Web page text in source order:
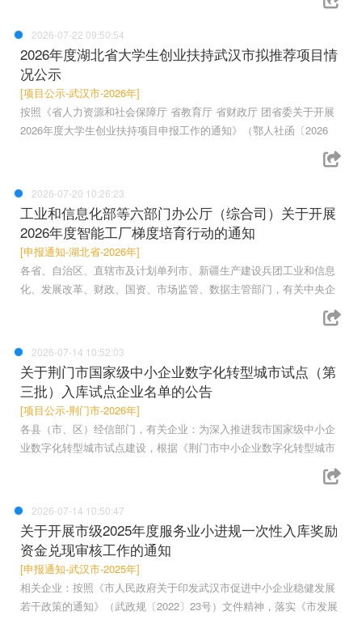
2026-07-22 09:50:54
2026年度湖北省大学生创业扶持武汉市拟推荐项目情
况公示
[项目公示-武汉市-2026年]
按照《省人力资源和社会保障厅 省教育厅 省财政厅 团省委关于开展
2026年度大学生创业扶持项目申报工作的通知》（鄂人社函〔2026
2026-07-20 10:26:23
工业和信息化部等六部门办公厅（综合司）关于开展
2026年度智能工厂梯度培育行动的通知
[申报通知-湖北省-2026年]
各省、自治区、直辖市及计划单列市、新疆生产建设兵团工业和信息
化、发展改革、财政、国资、市场监管、数据主管部门，有关中央企
2026-07-14 10:52:03
关于荆门市国家级中小企业数字化转型城市试点（第
三批）入库试点企业名单的公告
[项目公示-荆门市-2026年]
各县（市、区）经信部门，有关企业：为深入推进我市国家级中小企
业数字化转型城市试点建设，根据《荆门市中小企业数字化转型城市
2026-07-14 10:50:47
关于开展市级2025年度服务业小进规一次性入库奖励
资金兑现审核工作的通知
[申报通知-武汉市-2025年]
相关企业：按照《市人民政府关于印发武汉市促进中小企业稳健发展
若干政策的通知》（武政规〔2022〕23号）文件精神，落实《市发展